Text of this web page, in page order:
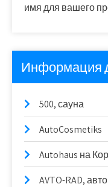
имя для вашего
Информация
500, сауна
AutoCosmetiks
Autohaus на
AVTO-RAD,